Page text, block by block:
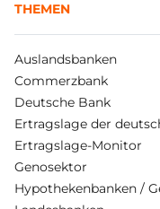
THEMEN
Auslandsbanken
Commerzbank
Deutsche Bank
Ertragslage der
Ertragslage-Monitor
Genosektor
Hypothekenbanken /